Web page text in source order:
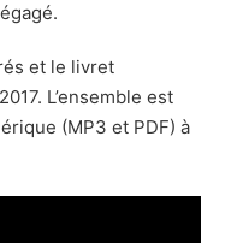
et le livret
L’ensemble est
(MP3 et PDF) à